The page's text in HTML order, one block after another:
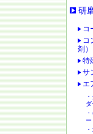
研
コ
コ
剤）
特
サ
エ
ダ
ー